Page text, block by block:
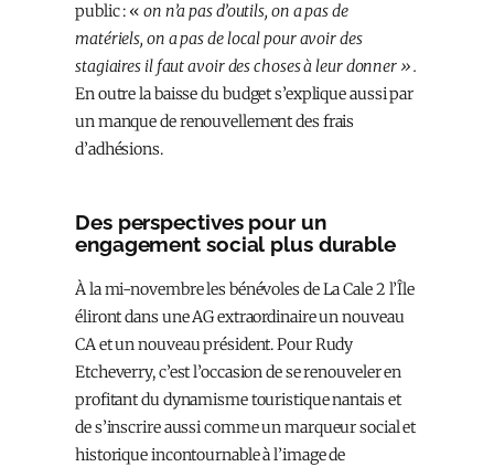
public : « on n’a pas d’outils, on a pas de
matériels, on a pas de local pour avoir des
stagiaires il faut avoir des choses à leur donner ».
En outre la baisse du budget s’explique aussi par
un manque de renouvellement des frais
d’adhésions.
Des perspectives pour un
engagement social plus durable
À la mi-novembre les bénévoles de La Cale 2 l’Île
éliront dans une AG extraordinaire un nouveau
CA et un nouveau président. Pour Rudy
Etcheverry, c’est l’occasion de se renouveler en
profitant du dynamisme touristique nantais et
de s’inscrire aussi comme un marqueur social et
historique incontournable à l’image de